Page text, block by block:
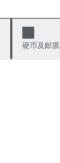
硬币及邮票